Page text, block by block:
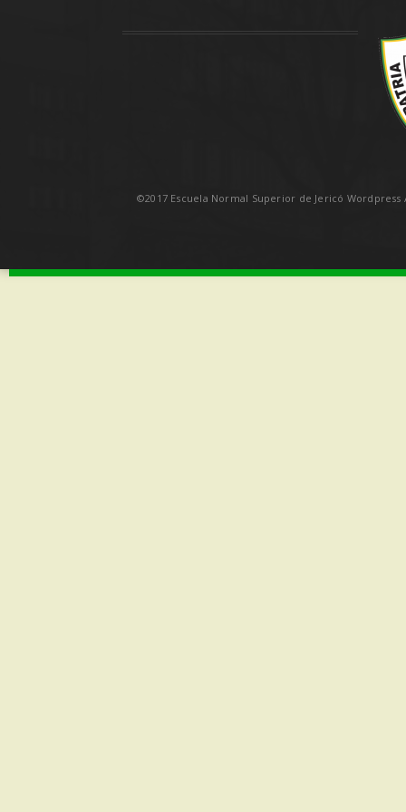
©2017 Escuela Normal Superior de Jericó